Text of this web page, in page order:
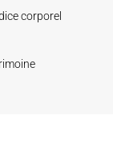
corporel